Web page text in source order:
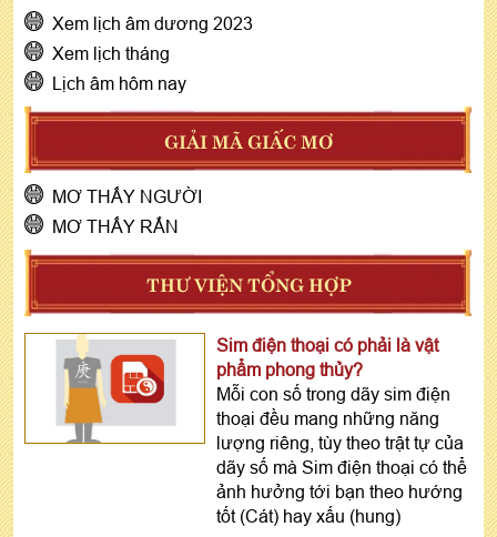
Xem lịch âm dương 2023
Xem lịch tháng
Lịch âm hôm nay
GIẢI MÃ GIẤC MƠ
MƠ THẤY NGƯỜI
MƠ THẤY RẮN
THƯ VIỆN TỔNG HỢP
Sim điện thoại có phải là vật
phẩm phong thủy?
Mỗi con số trong dãy sim điện
thoại đều mang những năng
lượng riêng, tùy theo trật tự của
dãy số mà Sim điện thoại có thể
ảnh hưởng tới bạn theo hướng
tốt (Cát) hay xấu (hung)